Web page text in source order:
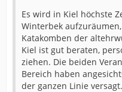
Es wird in Kiel höchste
Winterbek
Katakomben der
Kiel ist gut beraten,
ziehen. Die beiden
Bereich haben
der ganzen Linie